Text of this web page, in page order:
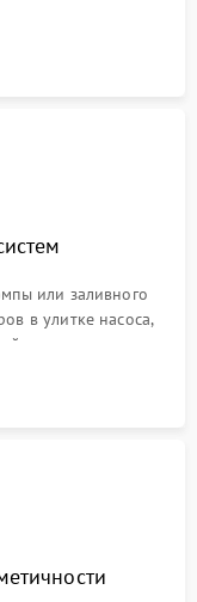
мутности,
управления.
или заливного
в улитке насоса,
ремонт платы
проводки.